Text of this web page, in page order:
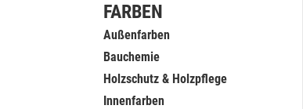
FARBEN
Außenfarben
Bauchemie
Holzschutz & Holzpflege
Innenfarben